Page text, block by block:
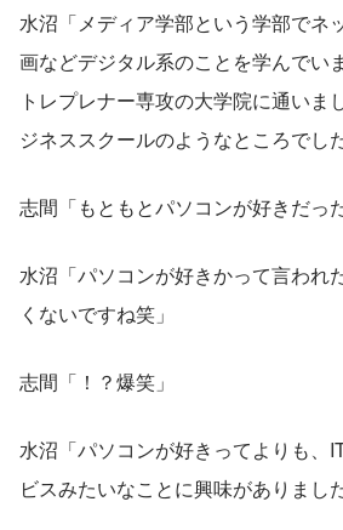
水沼「メディア学部という学部でネ
画などデジタル系のことを学んでい
トレプレナー専攻の大学院に通いま
ジネススクールのようなところでし
志間「もともとパソコンが好きだっ
水沼「パソコンが好きかって言われ
くないですね笑」
志間「！？爆笑」
水沼「パソコンが好きってよりも、
ビスみたいなことに興味がありまし